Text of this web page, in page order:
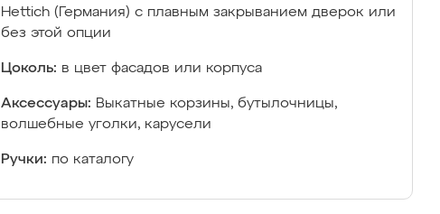
Hettich (Германия) с плавным закрыванием дверок или
без этой опции
Цоколь: в цвет фасадов или корпуса
Аксессуары: Выкатные корзины, бутылочницы,
волшебные уголки, карусели
Ручки: по каталогу